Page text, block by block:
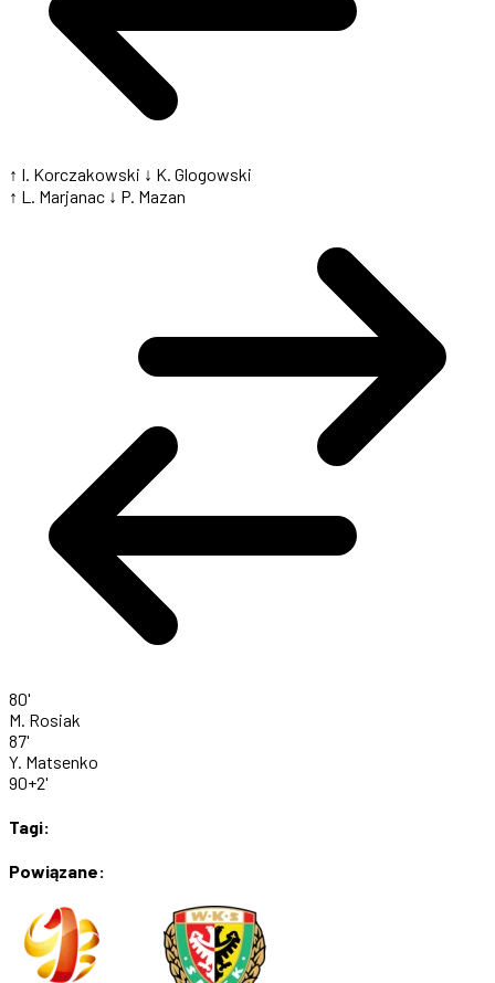
↑ I. Korczakowski ↓ K. Glogowski
↑ L. Marjanac ↓ P. Mazan
80'
M. Rosiak
87'
Y. Matsenko
90+2'
Tagi:
Powiązane: